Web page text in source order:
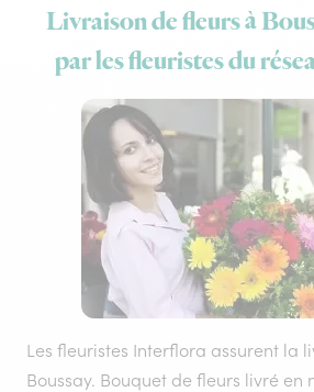
Livraison de fleurs à
par les fleuristes du
Les fleuristes Interflora assurent la
Boussay. Bouquet de fleurs livré en